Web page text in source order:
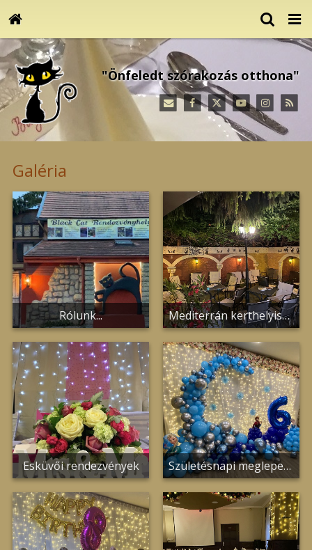
"Önfeledt szórakozás otthona"
Galéria
Rólunk... Mediterrán kerthelyiség
Esküvői rendezvények Születésnapi meglepetés parti